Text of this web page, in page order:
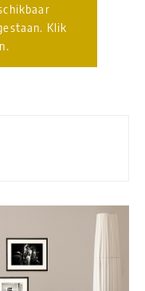
Klik